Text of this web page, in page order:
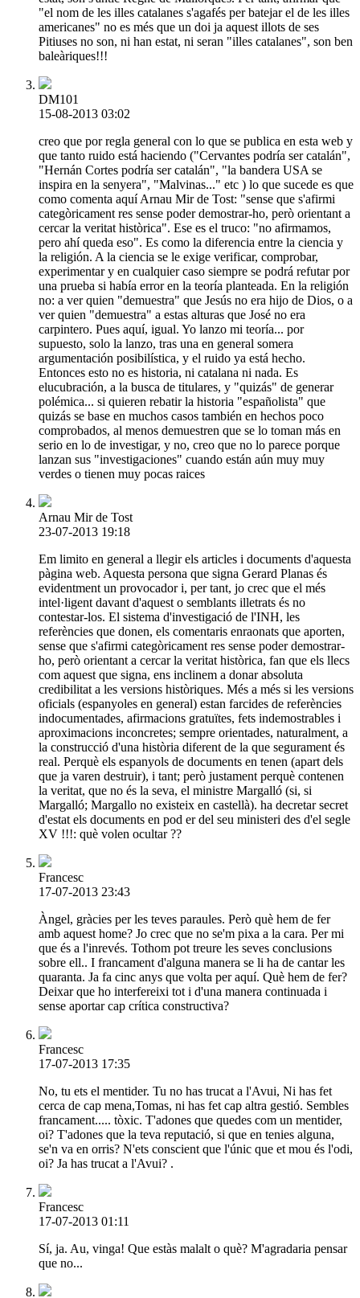
"el nom de les illes catalanes s'agafés per batejar el de les illes
americanes" no es més que un doi ja aquest illots de ses
Pitiuses no son, ni han estat, ni seran "illes catalanes", son ben
baleàriques!!!
DM101
15-08-2013 03:02
creo que por regla general con lo que se publica en esta web y
que tanto ruido está haciendo ("Cervantes podría ser catalán",
"Hernán Cortes podría ser catalán", "la bandera USA se
inspira en la senyera", "Malvinas..." etc ) lo que sucede es que
como comenta aquí Arnau Mir de Tost: "sense que s'afirmi
categòricament res sense poder demostrar-ho, però orientant a
cercar la veritat històrica". Ese es el truco: "no afirmamos,
pero ahí queda eso". Es como la diferencia entre la ciencia y
la religión. A la ciencia se le exige verificar, comprobar,
experimentar y en cualquier caso siempre se podrá refutar por
una prueba si había error en la teoría planteada. En la religión
no: a ver quien "demuestra" que Jesús no era hijo de Dios, o a
ver quien "demuestra" a estas alturas que José no era
carpintero. Pues aquí, igual. Yo lanzo mi teoría... por
supuesto, solo la lanzo, tras una en general somera
argumentación posibilística, y el ruido ya está hecho.
Entonces esto no es historia, ni catalana ni nada. Es
elucubración, a la busca de titulares, y "quizás" de generar
polémica... si quieren rebatir la historia "españolista" que
quizás se base en muchos casos también en hechos poco
comprobados, al menos demuestren que se lo toman más en
serio en lo de investigar, y no, creo que no lo parece porque
lanzan sus "investigaciones" cuando están aún muy muy
verdes o tienen muy pocas raices
Arnau Mir de Tost
23-07-2013 19:18
Em limito en general a llegir els articles i documents d'aquesta
pàgina web. Aquesta persona que signa Gerard Planas és
evidentment un provocador i, per tant, jo crec que el més
intel·ligent davant d'aquest o semblants illetrats és no
contestar-los. El sistema d'investigació de l'INH, les
referències que donen, els comentaris enraonats que aporten,
sense que s'afirmi categòricament res sense poder demostrar-
ho, però orientant a cercar la veritat històrica, fan que els llecs
com aquest que signa, ens inclinem a donar absoluta
credibilitat a les versions històriques. Més a més si les versions
oficials (espanyoles en general) estan farcides de referències
indocumentades, afirmacions gratuïtes, fets indemostrables i
aproximacions inconcretes; sempre orientades, naturalment, a
la construcció d'una història diferent de la que segurament és
real. Perquè els espanyols de documents en tenen (apart dels
que ja varen destruir), i tant; però justament perquè contenen
la veritat, que no és la seva, el ministre Margalló (si, si
Margalló; Margallo no existeix en castellà). ha decretar secret
d'estat els documents en pod er del seu ministeri des d'el segle
XV !!!: què volen ocultar ??
Francesc
17-07-2013 23:43
Àngel, gràcies per les teves paraules. Però què hem de fer
amb aquest home? Jo crec que no se'm pixa a la cara. Per mi
que és a l'inrevés. Tothom pot treure les seves conclusions
sobre ell.. I francament d'alguna manera se li ha de cantar les
quaranta. Ja fa cinc anys que volta per aquí. Què hem de fer?
Deixar que ho interfereixi tot i d'una manera continuada i
sense aportar cap crítica constructiva?
Francesc
17-07-2013 17:35
No, tu ets el mentider. Tu no has trucat a l'Avui, Ni has fet
cerca de cap mena,Tomas, ni has fet cap altra gestió. Sembles
francament..... tòxic. T'adones que quedes com un mentider,
oi? T'adones que la teva reputació, si que en tenies alguna,
se'n va en orris? N'ets conscient que l'únic que et mou és l'odi,
oi? Ja has trucat a l'Avui? .
Francesc
17-07-2013 01:11
Sí, ja. Au, vinga! Que estàs malalt o què? M'agradaria pensar
que no...